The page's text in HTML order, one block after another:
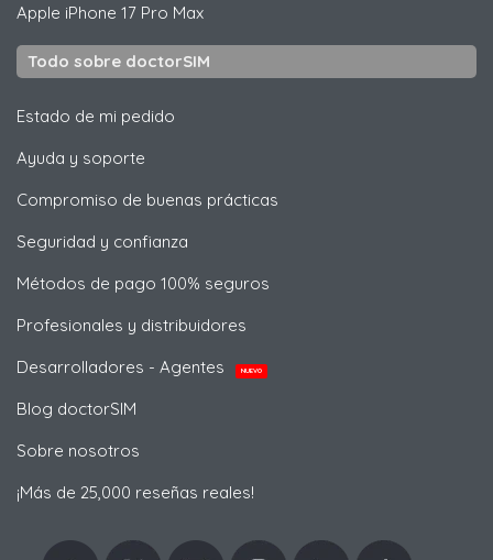
Apple iPhone 17 Pro Max
Todo sobre doctorSIM
Estado de mi pedido
Ayuda y soporte
Compromiso de buenas prácticas
Seguridad y confianza
Métodos de pago 100% seguros
Profesionales y distribuidores
Desarrolladores - Agentes
NUEVO
Blog doctorSIM
Sobre nosotros
¡Más de 25,000 reseñas reales!